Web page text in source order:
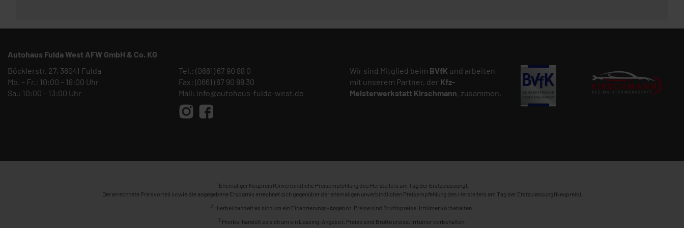
Autohaus Fulda West AFW GmbH & Co. KG
Böcklerstr. 27, 36041 Fulda
Mo. – Fr.: 10:00 – 18:00 Uhr
Sa.: 10:00 – 13:00 Uhr
Tel.: (0661) 67 90 88 0
Fax: (0661) 67 90 88 30
Mail: info@autohaus-fulda-west.de
Wir sind Mitglied beim BVfK und arbeiten
mit unserem Partner, der Kfz-
Meisterwerkstatt Kirschmann, zusammen.
1 Ehemaliger Neupreis (Unverbindliche Preisempfehlung des Herstellers am Tag der Erstzulassung).
Der errechnete Preisvorteil sowie die angegebene Ersparnis errechnet sich gegenüber der ehemaligen unverbindlichen Preisempfehlung des Herstellers am Tag der Erstzulassung (Neupreis).
2 Hierbei handelt es sich um ein Finanzierungs-Angebot. Preise sind Bruttopreise. Irrtümer vorbehalten.
3 Hierbei handelt es sich um ein Leasing-Angebot. Preise sind Bruttopreise. Irrtümer vorbehalten.